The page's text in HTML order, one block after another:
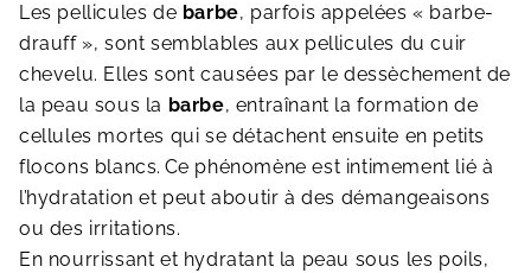
Les pellicules de barbe, parfois appelées « barbe-
drauff », sont semblables aux pellicules du cuir
chevelu. Elles sont causées par le dessèchement de
la peau sous la barbe, entraînant la formation de
cellules mortes qui se détachent ensuite en petits
flocons blancs. Ce phénomène est intimement lié à
l’hydratation et peut aboutir à des démangeaisons
ou des irritations.
En nourrissant et hydratant la peau sous les poils,